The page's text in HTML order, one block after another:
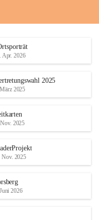
Apr. 2026
2025
2025
2025
Nov. 2025
2026